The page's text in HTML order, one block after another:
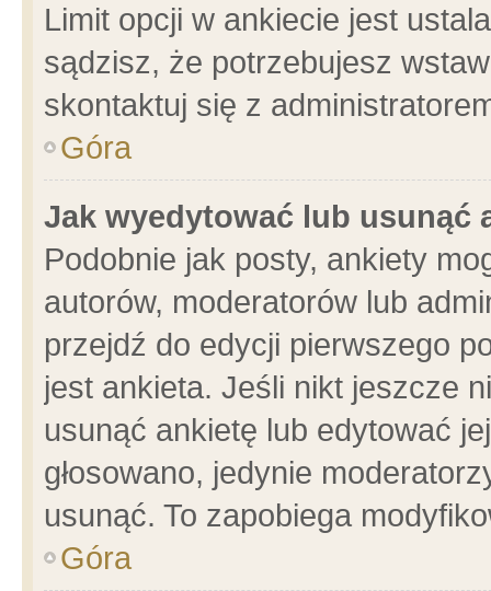
Limit opcji w ankiecie jest
sądzisz, że potrzebujesz
skontaktuj się z
Góra
Jak wyedytować lub usunąć
Podobnie jak posty, ankiety
autorów, moderatorów lub
przejdź do edycji pierwszego
jest ankieta. Jeśli nikt jeszcze
usunąć ankietę lub edytować
głosowano, jedynie
usunąć. To zapobiega
Góra